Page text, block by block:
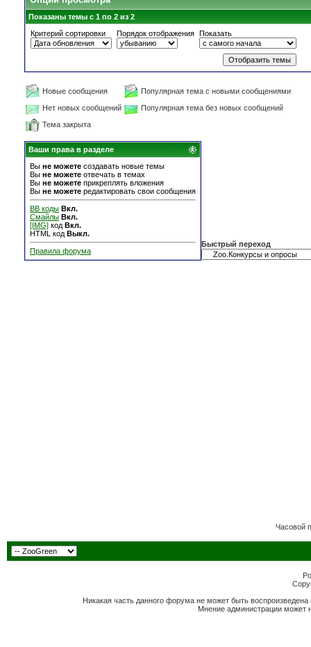
Показаны темы с 1 по 2 из 2
Критерий сортировки
Порядок отображения Показать
Новые сообщения
Популярная тема с новыми сообщениями
Нет новых сообщений
Популярная тема без новых сообщений
Тема закрыта
Ваши права в разделе
Вы не можете создавать новые темы
Вы не можете отвечать в темах
Вы не можете прикреплять вложения
Вы не можете редактировать свои сообщения
BB коды Вкл.
Смайлы Вкл.
[IMG] код Вкл.
HTML код Выкл.
Правила форума
Быстрый переход
Часовой
Никакая часть данного форума не может быть
Мнение администрации может